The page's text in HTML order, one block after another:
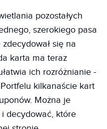
pozostałych
szerokiego pasa
się na
karta ma teraz
ich rozróżnianie -
kilkanaście kart
Można je
decydować, które